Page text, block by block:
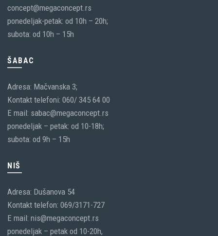
concept@megaconcept.rs
ponedeljak-petak: od 10h – 20h;
subota: od 10h – 15h
ŠABAC
Adresa: Mačvanska 3;
Kontakt telefoni: 060/ 345 64 00
E mail: sabac@megaconcept.rs
ponedeljak – petak: od 10-18h;
subota: od 9h – 15h
NIŠ
Adresa: Dušanova 54
Kontakt telefon: 069/3171-727
E mail: nis@megaconcept.rs
ponedeljak – petak od 10-20h,